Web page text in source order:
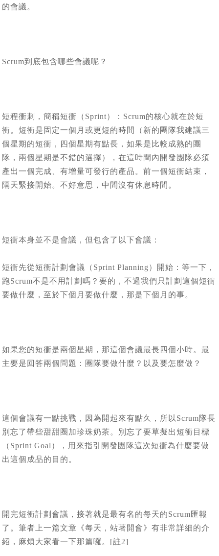
的會議。
Scrum到底包含哪些會議呢？
短程衝刺，簡稱短衝（Sprint）：Scrum的核心就在於短
衝。短衝是固定一個月或更短的時間（新的團隊我建議三
個星期的短衝，四個星期有點長，如果是比較成熟的團
隊，兩個星期是不錯的選擇），在這時間內開發團隊必須
產出一個完成、有增量可發行的產品。前一個短衝結束，
隔天緊接開始。不好意思，中間沒有休息時間。
短衝本身並不是會議，但包含了以下會議：
短衝先從短衝計劃會議（Sprint Planning）開始：等一下，
跑Scrum不是不用計劃嗎？要的，不過我們只計劃這個短衝
要做什麼，至於下個月要做什麼，那是下個月的事。
如果您的短衝是兩個星期，那這個會議最長四個小時。最
主要是回答兩個問題：團隊要做什麼？以及要怎麼做？
這個會議有一點挑戰，因為開起來有點久，所以Scrum隊長
別忘了帶些甜甜圈加珍珠奶茶。別忘了要草擬出短衝目標
（Sprint Goal），用來指引開發團隊這次短衝為什麼要做
出這個成品的目的。
開完短衝計劃會議，接著就是最有名的每天的Scrum匯報
了。筆者上一篇文章《每天，站著開會》有非常詳細的介
紹，麻煩大家看一下那篇囉。[註2]